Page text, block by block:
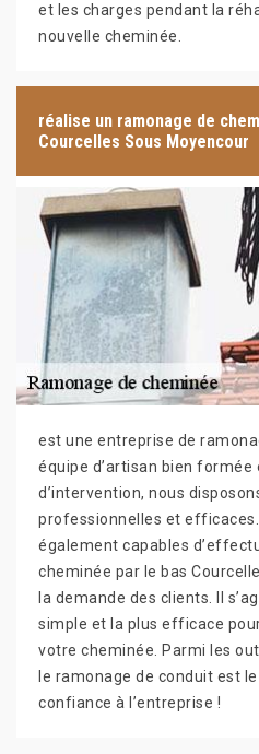
et les charges pendant la
nouvelle cheminée.
réalise un ramonage de
Courcelles Sous Moyencour
est une entreprise de
équipe d’artisan bien
d’intervention, nous
professionnelles et
également capables
cheminée par le bas
la demande des clients. Il
simple et la plus efficace
votre cheminée. Parmi les
le ramonage de conduit est
confiance à l’entreprise !